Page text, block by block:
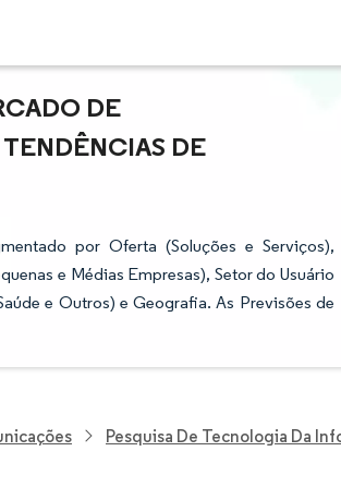
DE
DE
por Oferta (Soluções e Serviços),
e Médias Empresas), Setor do Usuário
e Outros) e Geografia. As Previsões de
Pesquisa De Tecnologia Da